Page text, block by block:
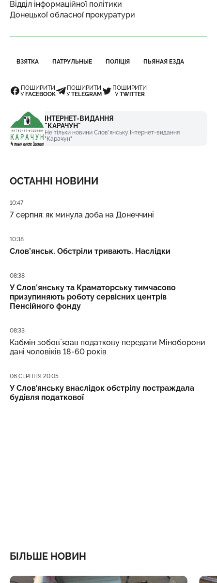
Відділ інформаційної політики
Донецької обласної прокуратури
ВЗЯТКА ПАТРУЛЬНЫЕ ПОЛІЦІЯ ПЬЯНАЯ ЕЗДА
ПОШИРИТИ
У FACEBOOK
ПОШИРИТИ
УTELEGRAM
ПОШИРИТИ
УTWITTER
ІНТЕРНЕТ-ВИДАННЯ
"КАРАЧУН"
Не тільки новини Слов'янську Інтернет-видання
"Карачун"
ОСТАННІ НОВИНИ
Дата публікації
10:47
7 серпня: як минула доба на Донеччині
Дата публікації
10:38
Слов’янськ. Обстріли тривають. Наслідки
Дата публікації
08:38
У Слов’янську та Краматорську тимчасово
призупиняють роботу сервісних центрів
Пенсійного фонду
Дата публікації
08:33
Кабмін зобовʼязав податкову передати Міноборони
дані чоловіків 18-60 років
Дата публікації
06 СЕРПНЯ 20:05
У Слов'янську внаслідок обстрілу постраждала
будівля податкової
БІЛЬШЕ НОВИН